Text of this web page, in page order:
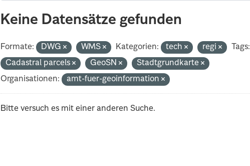
Keine Datensätze gefunden
Formate: DWG WMS Kategorien: tech regi
Tags:
Cadastral parcels
GeoSN
Stadtgrundkarte
Organisationen:
amt-fuer-geoinformation
Bitte versuch es mit einer anderen Suche.